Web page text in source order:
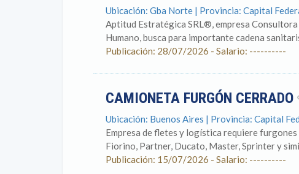
Ubicación: Gba Norte | Provincia: Capital
Aptitud Estratégica SRL®, empresa Consultora
Humano, busca para importante cadena
Publicación: 28/07/2026 - Salario: ----------
CAMIONETA FURGÓN CERRADO
Ubicación: Buenos Aires | Provincia: Capital
Empresa de fletes y logística requiere
Fiorino, Partner, Ducato, Master, Sprinter y
Publicación: 15/07/2026 - Salario: ----------